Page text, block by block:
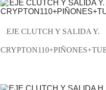
EJE CLUTCH Y SALIDA Y.